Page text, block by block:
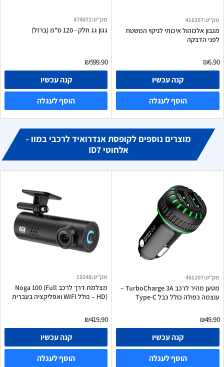
מק"ט:
416257
מגבון אלכוהול איכותי לניקוי המשטח
לפני הדבקה
₪6.90
קנה עכשיו
הוסף לעגלה
מק"ט:
474072
גגון גג חלק - 120 ס"מ (ברזל)
₪599.90
קנה עכשיו
הוסף לעגלה
מוצרים נוספים לקופסת אנדרואיד לרכבי במוו -
אלחוטי ID7
מק"ט:
481207
מטען מהיר לרכב TurboCharge 3A –
עוצמה כפולה כולל כבל Type-C
₪49.90
קנה עכשיו
הוסף לעגלה
מק"ט:
19248
מצלמת דרך לרכב Noga 100 (Full
HD) – כולל WIFI ואפליקציה בעברית
₪419.90
קנה עכשיו
הוסף לעגלה